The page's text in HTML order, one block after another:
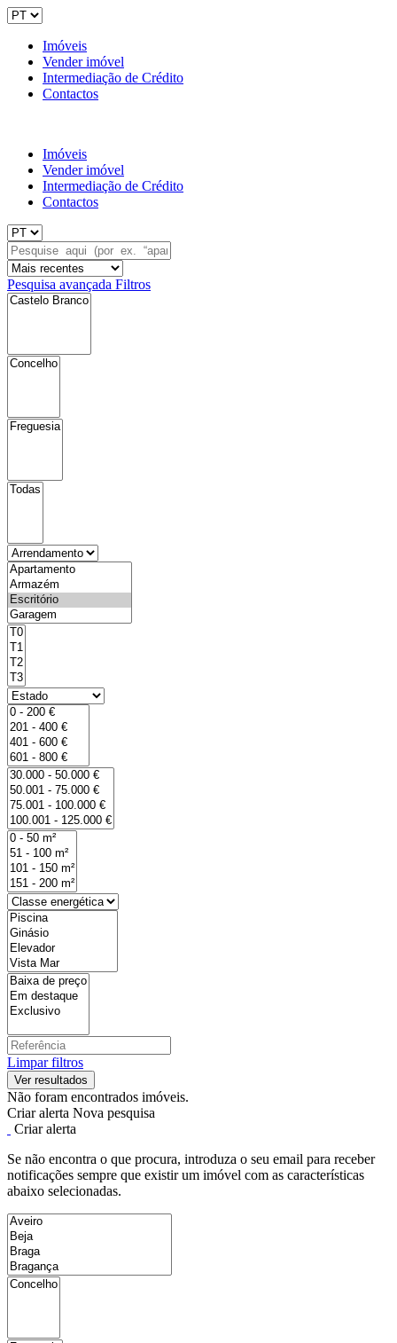
Imóveis
Vender imóvel
Intermediação de Crédito
Contactos
Imóveis
Vender imóvel
Intermediação de Crédito
Contactos
Pesquisa avançada Filtros
Limpar filtros
Não foram encontrados imóveis.
Criar alerta Nova pesquisa
Criar alerta
Se não encontra o que procura, introduza o seu email para receber
notificações sempre que existir um imóvel com as características
abaixo selecionadas.